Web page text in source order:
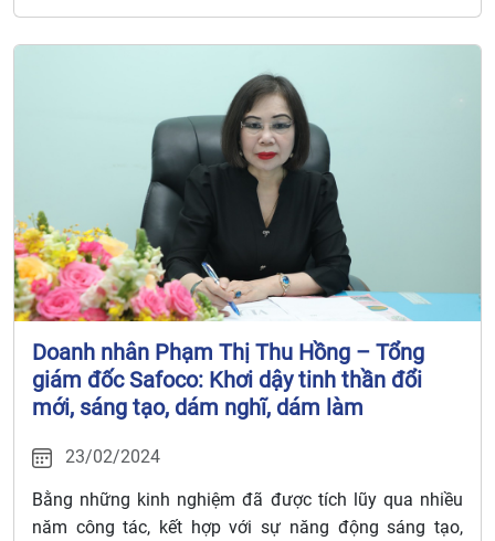
Doanh nhân Phạm Thị Thu Hồng – Tổng
giám đốc Safoco: Khơi dậy tinh thần đổi
mới, sáng tạo, dám nghĩ, dám làm
23/02/2024
Bằng những kinh nghiệm đã được tích lũy qua nhiều
năm công tác, kết hợp với sự năng động sáng tạo,